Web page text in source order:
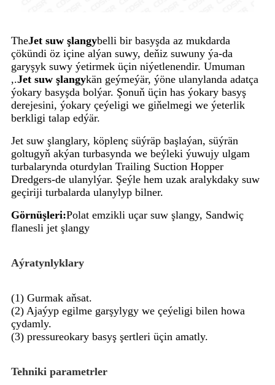
TheJet suw şlangybelli bir basyşda az mukdarda
çökündi öz içine alýan suwy, deňiz suwuny ýa-da
garyşyk suwy ýetirmek üçin niýetlenendir. Umuman
,.Jet suw şlangykän geýmeýär, ýöne ulanylanda adatça
ýokary basyşda bolýar. Şonuň üçin has ýokary basyş
derejesini, ýokary çeýeligi we giňelmegi we ýeterlik
berkligi talap edýär.
Jet suw şlanglary, köplenç süýräp başlaýan, süýrän
goltugyň akýan turbasynda we beýleki ýuwujy ulgam
turbalarynda oturdylan Trailing Suction Hopper
Dredgers-de ulanylýar. Şeýle hem uzak aralykdaky suw
geçiriji turbalarda ulanylyp bilner.
Görnüşleri:Polat emzikli uçar suw şlangy, Sandwiç
flanesli jet şlangy
Aýratynlyklary
(1) Gurmak aňsat.
(2) Ajaýyp egilme garşylygy we çeýeligi bilen howa
çydamly.
(3) pressureokary basyş şertleri üçin amatly.
Tehniki parametrler